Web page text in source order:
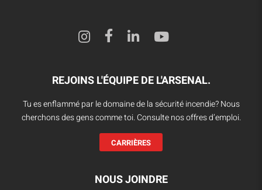
REJOINS L'ÉQUIPE DE L'ARSENAL.
Tu es enflammé par le domaine de la sécurité incendie? Nous
cherchons des gens comme toi. Consulte nos offres d’emploi.
CARRIÈRES
NOUS JOINDRE